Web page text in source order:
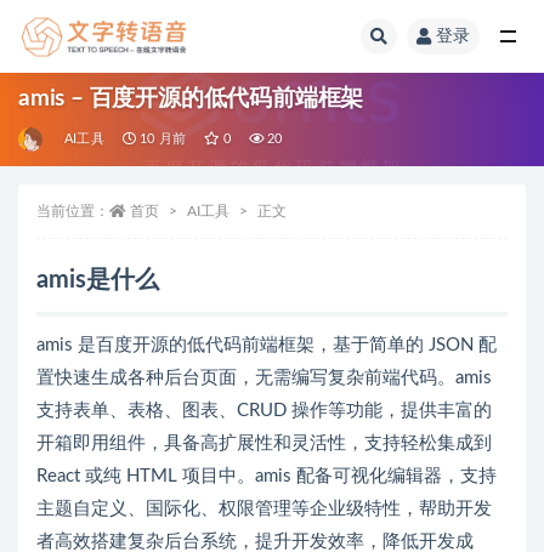
登录
amis – 百度开源的低代码前端框架
AI工具 10 月前 0 20
当前位置： 首页 AI工具 正文
amis是什么
amis 是百度开源的低代码前端框架，基于简单的 JSON 配
置快速生成各种后台页面，无需编写复杂前端代码。amis
支持表单、表格、图表、CRUD 操作等功能，提供丰富的
开箱即用组件，具备高扩展性和灵活性，支持轻松集成到
React 或纯 HTML 项目中。amis 配备可视化编辑器，支持
主题自定义、国际化、权限管理等企业级特性，帮助开发
者高效搭建复杂后台系统，提升开发效率，降低开发成